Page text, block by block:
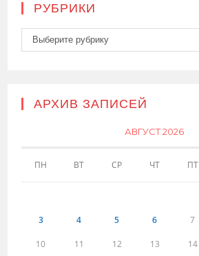
РУБРИКИ
Рубрики
Выберите рубрику
АРХИВ ЗАПИСЕЙ
АВГУСТ 2026
ПН ВТ СР ЧТ ПТ
3 4 5 6 7
10 11 12 13 14